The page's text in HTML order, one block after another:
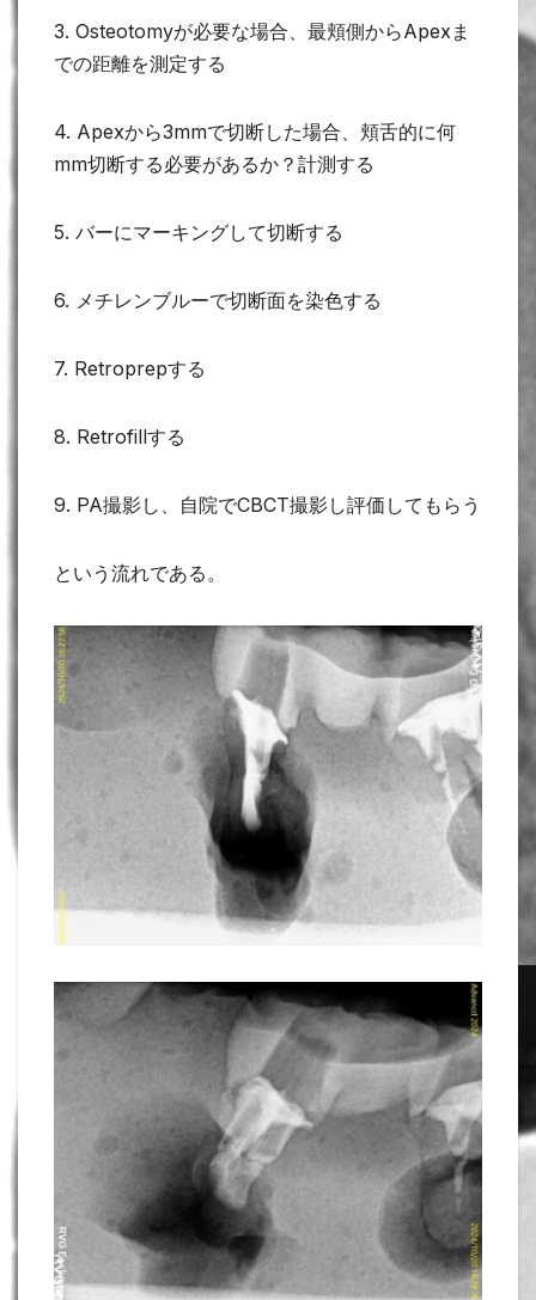
3. Osteotomyが必要な場合、最頬側からApexま
での距離を測定する
4. Apexから3mmで切断した場合、頬舌的に何
mm切断する必要があるか？計測する
5. バーにマーキングして切断する
6. メチレンブルーで切断面を染色する
7. Retroprepする
8. Retrofillする
9. PA撮影し、自院でCBCT撮影し評価してもらう
という流れである。